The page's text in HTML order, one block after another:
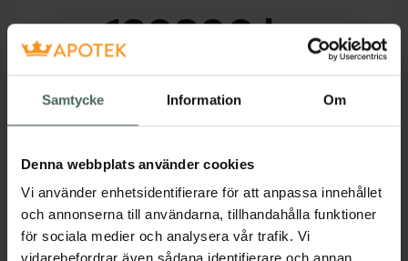
Samtycke Information Om
Denna webbplats använder cookies
Vi använder enhetsidentifierare för att anpassa innehållet
och annonserna till användarna, tillhandahålla funktioner
för sociala medier och analysera vår trafik. Vi
180800 kr
I apotek:180800 kr
Aktuella erbjudanden
Beskrivning